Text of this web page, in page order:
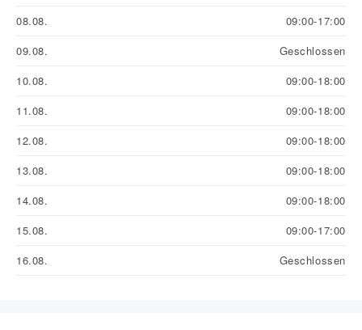
08.08.
09:00-17:00
09.08.
Geschlossen
10.08.
09:00-18:00
11.08.
09:00-18:00
12.08.
09:00-18:00
13.08.
09:00-18:00
14.08.
09:00-18:00
15.08.
09:00-17:00
16.08.
Geschlossen